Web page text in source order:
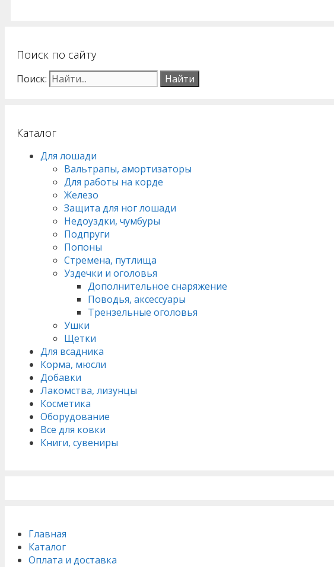
Поиск по сайту
Поиск:
Каталог
Для лошади
Вальтрапы, амортизаторы
Для работы на корде
Железо
Защита для ног лошади
Недоуздки, чумбуры
Подпруги
Попоны
Стремена, путлища
Уздечки и оголовья
Дополнительное снаряжение
Поводья, аксессуары
Трензельные оголовья
Ушки
Щетки
Для всадника
Корма, мюсли
Добавки
Лакомства, лизунцы
Косметика
Оборудование
Все для ковки
Книги, сувениры
Главная
Каталог
Оплата и доставка